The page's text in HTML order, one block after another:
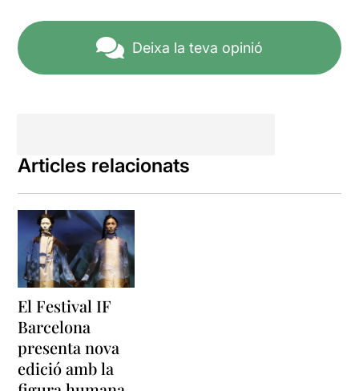
Deixa la teva opinió
Articles relacionats
El Festival IF
Barcelona
presenta nova
edició amb la